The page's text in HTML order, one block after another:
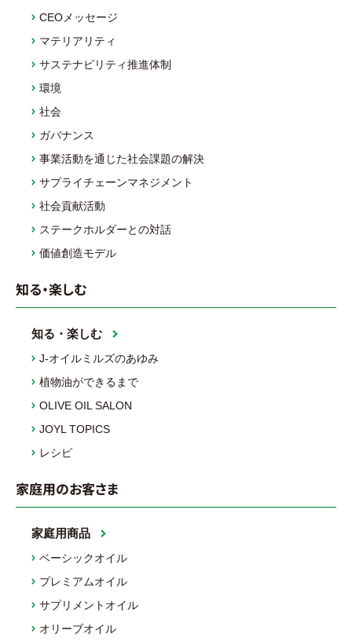
CEOメッセージ
マテリアリティ
サステナビリティ推進体制
環境
社会
ガバナンス
事業活動を通じた社会課題の解決
サプライチェーンマネジメント
社会貢献活動
ステークホルダーとの対話
価値創造モデル
知る・楽しむ
知る・楽しむ
J-オイルミルズのあゆみ
植物油ができるまで
OLIVE OIL SALON
JOYL TOPICS
レシピ
家庭用のお客さま
家庭用商品
ベーシックオイル
プレミアムオイル
サプリメントオイル
オリーブオイル